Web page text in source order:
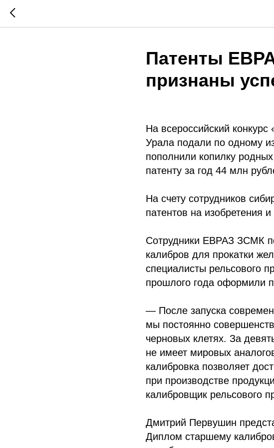
Патенты
признаны
На всероссийский
Урала подали по одному
пополнили копилку
патенту за год 44 млн
На счету сотрудников
патентов на изобретения
Сотрудники ЕВРАЗ ЗСМК
калибров для прокатки
специалисты рельсового
прошлого года оформили
— После запуска
мы постоянно
черновых клетях. За
не имеет мировых
калибровка позволяет
при производстве
калибровщик рельсового
Дмитрий Первушин
Диплом старшему